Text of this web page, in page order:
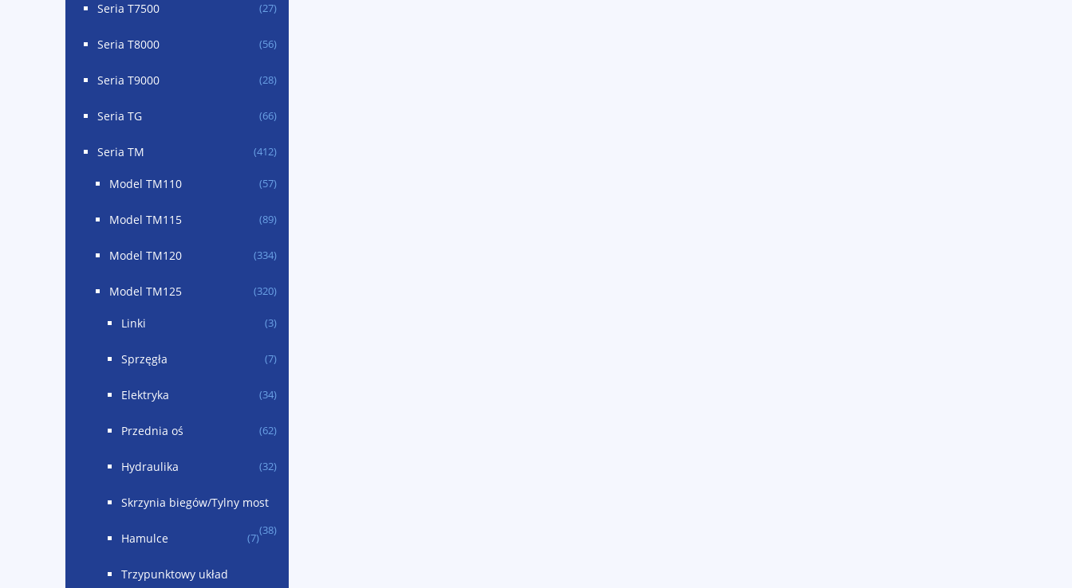
Seria T7500 (27)
Seria T8000 (56)
Seria T9000 (28)
Seria TG (66)
Seria TM (412)
Model TM110 (57)
Model TM115 (89)
Model TM120 (334)
Model TM125 (320)
Linki (3)
Sprzęgła (7)
Elektryka (34)
Przednia oś (62)
Hydraulika (32)
Skrzynia biegów/Tylny most
(38)
Hamulce (7)
Trzypunktowy układ